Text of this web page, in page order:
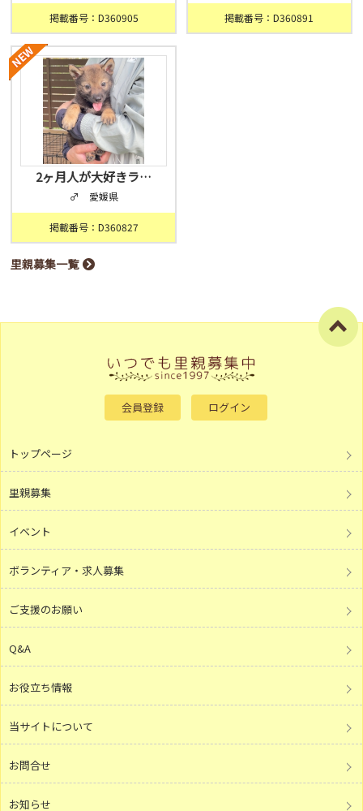
掲載番号：D360905 掲載番号：D360891
2ヶ月人が大好きラ…
♂ 愛媛県
掲載番号：D360827
里親募集一覧
会員登録 ログイン
トップページ
里親募集
イベント
ボランティア・求人募集
ご支援のお願い
Q&A
お役立ち情報
当サイトについて
お問合せ
お知らせ